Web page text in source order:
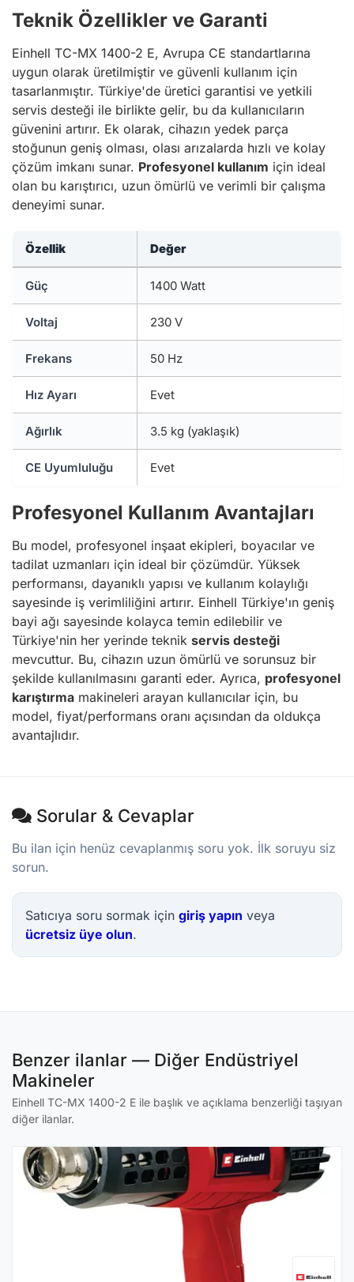
Teknik Özellikler ve Garanti
Einhell TC-MX 1400-2 E, Avrupa CE standartlarına
uygun olarak üretilmiştir ve güvenli kullanım için
tasarlanmıştır. Türkiye'de üretici garantisi ve yetkili
servis desteği ile birlikte gelir, bu da kullanıcıların
güvenini artırır. Ek olarak, cihazın yedek parça
stoğunun geniş olması, olası arızalarda hızlı ve kolay
çözüm imkanı sunar. Profesyonel kullanım için ideal
olan bu karıştırıcı, uzun ömürlü ve verimli bir çalışma
deneyimi sunar.
Özellik Değer
Güç 1400 Watt
Voltaj 230 V
Frekans 50 Hz
Hız Ayarı Evet
Ağırlık 3.5 kg (yaklaşık)
CE Uyumluluğu Evet
Profesyonel Kullanım Avantajları
Bu model, profesyonel inşaat ekipleri, boyacılar ve
tadilat uzmanları için ideal bir çözümdür. Yüksek
performansı, dayanıklı yapısı ve kullanım kolaylığı
sayesinde iş verimliliğini artırır. Einhell Türkiye'ın geniş
bayi ağı sayesinde kolayca temin edilebilir ve
Türkiye'nin her yerinde teknik servis desteği
mevcuttur. Bu, cihazın uzun ömürlü ve sorunsuz bir
şekilde kullanılmasını garanti eder. Ayrıca, profesyonel
karıştırma makineleri arayan kullanıcılar için, bu
model, fiyat/performans oranı açısından da oldukça
avantajlıdır.
Sorular & Cevaplar
Bu ilan için henüz cevaplanmış soru yok. İlk soruyu siz
sorun.
Satıcıya soru sormak için giriş yapın veya
ücretsiz üye olun.
Benzer ilanlar — Diğer Endüstriyel
Makineler
Einhell TC-MX 1400-2 E ile başlık ve açıklama benzerliği taşıyan
diğer ilanlar.